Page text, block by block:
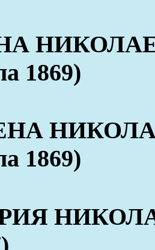
1869)
1869)